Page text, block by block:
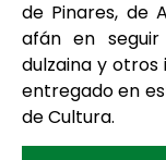
de Pinares, de
afán en
dulzaina y
entregado en
de Cultura.